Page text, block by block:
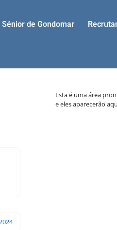
de Gondomar
Esta é uma área
e eles aparecerão